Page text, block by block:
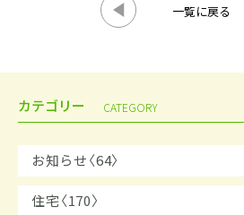
一覧に戻る
カテゴリー CATEGORY
お知らせ〈64〉
住宅〈170〉